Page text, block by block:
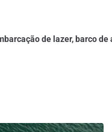
de lazer, barco